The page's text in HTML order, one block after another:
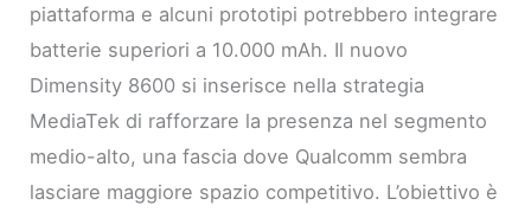
piattaforma e alcuni prototipi potrebbero integrare
batterie superiori a 10.000 mAh. Il nuovo
Dimensity 8600 si inserisce nella strategia
MediaTek di rafforzare la presenza nel segmento
medio-alto, una fascia dove Qualcomm sembra
lasciare maggiore spazio competitivo. L’obiettivo è